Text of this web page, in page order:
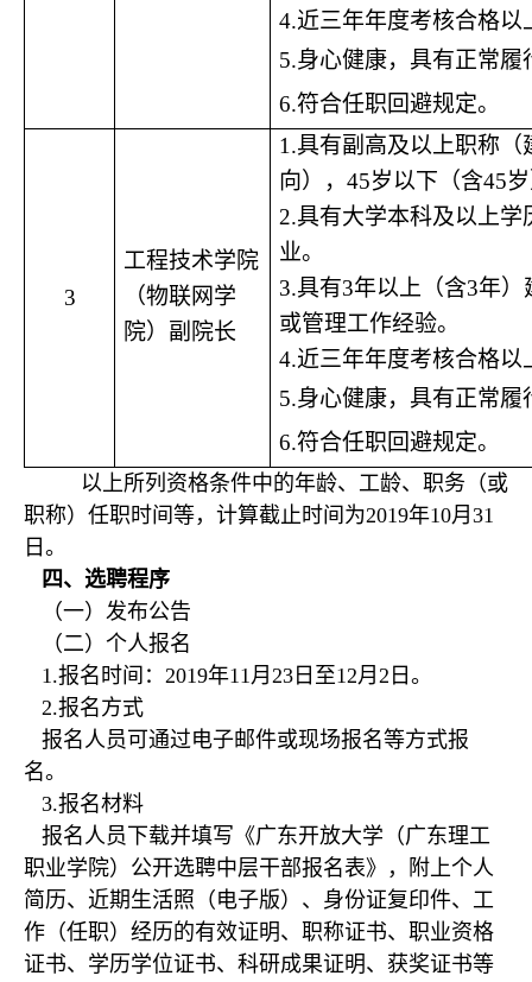
4.近三年年度考核合格以
5.身心健康， 具有正常履
6.符合任职回避规定。
3
工程技术学院
（物联网学
院）副院长
1.具有副高及以上职称（
向），45岁以下（含45
2.具有大学本科及以上学
业。
3.具有3年以上（含3年
或管理工作经验。
4.近三年年度考核合格以
5.身心健康， 具有正常履
6.符合任职回避规定。
以上所列资格条件中的年龄、工龄、职务（或
职称）任职时间等，计算截止时间为2019年10月31
日。
四、选聘程序
（一）发布公告
（二）个人报名
1.报名时间：2019年11月23日至12月2日。
2.报名方式
报名人员可通过电子邮件或现场报名等方式报
名。
3.报名材料
报名人员下载并填写《广东开放大学（广东理工
职业学院）公开选聘中层干部报名表》，附上个人
简历、近期生活照（电子版）、身份证复印件、工
作（任职）经历的有效证明、职称证书、职业资格
证书、学历学位证书、科研成果证明、获奖证书等